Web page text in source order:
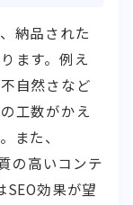
納品された
ます。例え
自然さなど
工数がかえ
また、
の高いコンテ
効果が望